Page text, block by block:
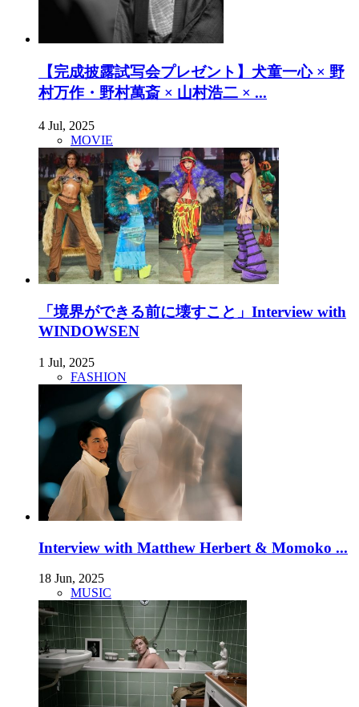
【完成披露試写会プレゼント】犬童一心 × 野
村万作・野村萬斎 × 山村浩二 × ...
4 Jul, 2025
MOVIE
「境界ができる前に壊すこと」Interview with
WINDOWSEN
1 Jul, 2025
FASHION
Interview with Matthew Herbert & Momoko ...
18 Jun, 2025
MUSIC